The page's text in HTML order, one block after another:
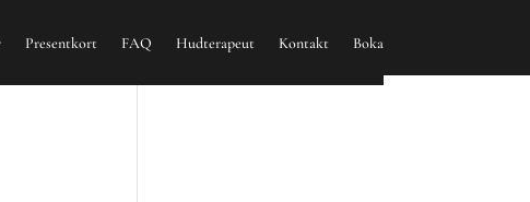
Presentkort FAQ Hudterapeut Kontakt Boka